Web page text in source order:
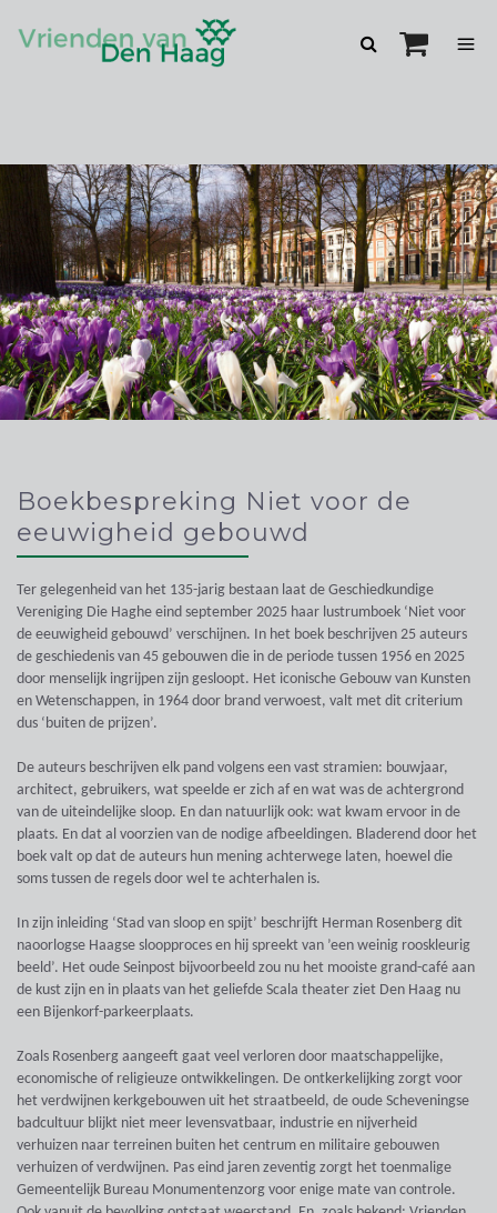
Zoeken
Boekbespreking Niet voor de
eeuwigheid gebouwd
Ter gelegenheid van het 135-jarig bestaan laat de Geschiedkundige
Vereniging Die Haghe eind september 2025 haar lustrumboek ‘Niet voor
de eeuwigheid gebouwd’ verschijnen. In het boek beschrijven 25 auteurs
de geschiedenis van 45 gebouwen die in de periode tussen 1956 en 2025
door menselijk ingrijpen zijn gesloopt. Het iconische Gebouw van Kunsten
en Wetenschappen, in 1964 door brand verwoest, valt met dit criterium
dus ‘buiten de prijzen’.
De auteurs beschrijven elk pand volgens een vast stramien: bouwjaar,
architect, gebruikers, wat speelde er zich af en wat was de achtergrond
van de uiteindelijke sloop. En dan natuurlijk ook: wat kwam ervoor in de
plaats. En dat al voorzien van de nodige afbeeldingen. Bladerend door het
boek valt op dat de auteurs hun mening achterwege laten, hoewel die
soms tussen de regels door wel te achterhalen is.
In zijn inleiding ‘Stad van sloop en spijt’ beschrijft Herman Rosenberg dit
naoorlogse Haagse sloopproces en hij spreekt van ’een weinig rooskleurig
beeld’. Het oude Seinpost bijvoorbeeld zou nu het mooiste grand-café aan
de kust zijn en in plaats van het geliefde Scala theater ziet Den Haag nu
een Bijenkorf-parkeerplaats.
Zoals Rosenberg aangeeft gaat veel verloren door maatschappelijke,
economische of religieuze ontwikkelingen. De ontkerkelijking zorgt voor
het verdwijnen kerkgebouwen uit het straatbeeld, de oude Scheveningse
badcultuur blijkt niet meer levensvatbaar, industrie en nijverheid
verhuizen naar terreinen buiten het centrum en militaire gebouwen
verhuizen of verdwijnen. Pas eind jaren zeventig zorgt het toenmalige
Gemeentelijk Bureau Monumentenzorg voor enige mate van controle.